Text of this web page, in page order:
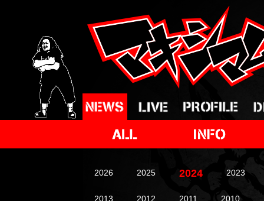
2026 2025 2024 2023
2013 2012 2011 2010